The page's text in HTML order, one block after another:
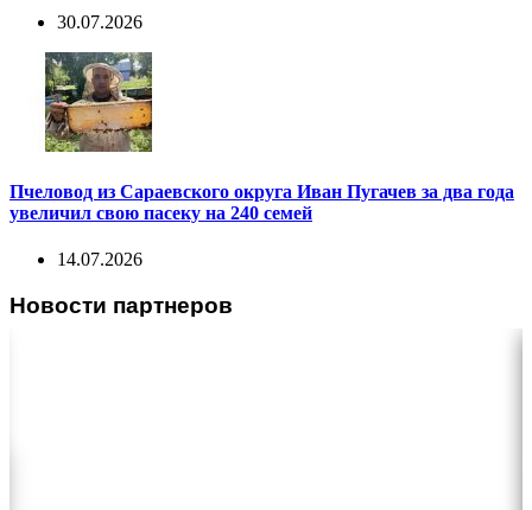
30.07.2026
Пчеловод из Сараевского округа Иван Пугачев за два года
увеличил свою пасеку на 240 семей
14.07.2026
Новости партнеров